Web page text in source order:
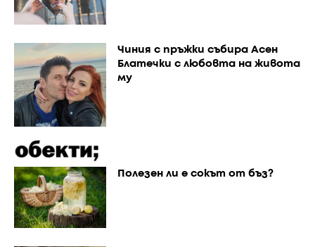
Чиния с пръжки събира Асен
Блатечки с любовта на живота
му
Полезен ли е сокът от бъз?